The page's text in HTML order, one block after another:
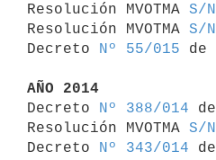
Resolución MVOTMA S/N
Resolución MVOTMA S/N
Decreto
Nº 55/015 de
AÑO 2014
Decreto
Nº 388/014
Resolución MVOTMA S/N
Decreto
Nº 343/014